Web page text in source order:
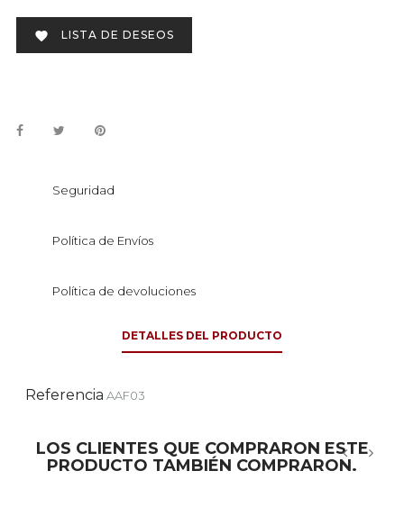
 LISTA DE DESEOS
Seguridad
Política de Envíos
Política de devoluciones
DETALLES DEL PRODUCTO
Referencia AAF03
LOS CLIENTES QUE COMPRARON ESTE
PRODUCTO TAMBIÉN COMPRARON.